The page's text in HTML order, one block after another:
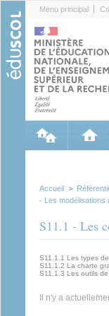
Menu principal
Accueil >
- Les modélisations
S11.1 - Les
S11.1.1 Les types
S11.1.2 La charte
S11.1.3 Les outils
Il n'y a